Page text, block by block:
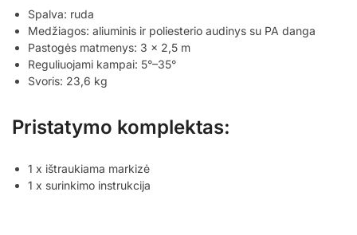
Spalva: ruda
Medžiagos: aliuminis ir poliesterio audinys su PA danga
Pastogės matmenys: 3 x 2,5 m
Reguliuojami kampai: 5°–35°
Svoris: 23,6 kg
Pristatymo komplektas:
1 x ištraukiama markizė
1 x surinkimo instrukcija